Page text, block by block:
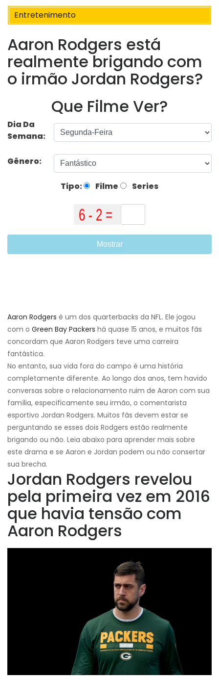
Entretenimento
Aaron Rodgers está
realmente brigando com
o irmão Jordan Rodgers?
Que Filme Ver?
Dia Da
Semana:
Gênero:
Tipo: Filme Series
Mostrar
Aaron Rodgers é um dos quarterbacks da NFL. Ele jogou
com o Green Bay Packers há quase 15 anos, e muitos fãs
concordam que Aaron Rodgers teve uma carreira
fantástica.
No entanto, sua vida fora do campo é uma história
completamente diferente. Ao longo dos anos, tem havido
conversas sobre o relacionamento ruim de Aaron com sua
família, especificamente seu irmão, o comentarista
esportivo Jordan Rodgers. Muitos fãs devem estar se
perguntando se esses dois Rodgers estão realmente
brigando ou não. Leia abaixo para aprender mais sobre
este drama e se Aaron e Jordan podem ou não consertar
sua brecha.
Jordan Rodgers revelou
pela primeira vez em 2016
que havia tensão com
Aaron Rodgers